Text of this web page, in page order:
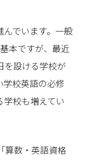
でいます。一般
本ですが、最近
を設ける学校が
学校英語の必修
校も増えてい
算数・英語資格